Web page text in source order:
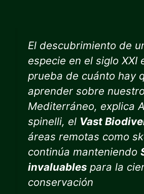
El descubrimiento de
especie en el siglo XXI
prueba de cuánto hay
aprender sobre
Mediterráneo, explica
spinelli, el Vast
áreas remotas como
continúa manteniendo
invaluables para la
conservación